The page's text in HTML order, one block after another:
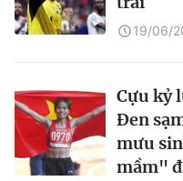
19/06/
Cựu kỷ
Đen
mưu
mầm"